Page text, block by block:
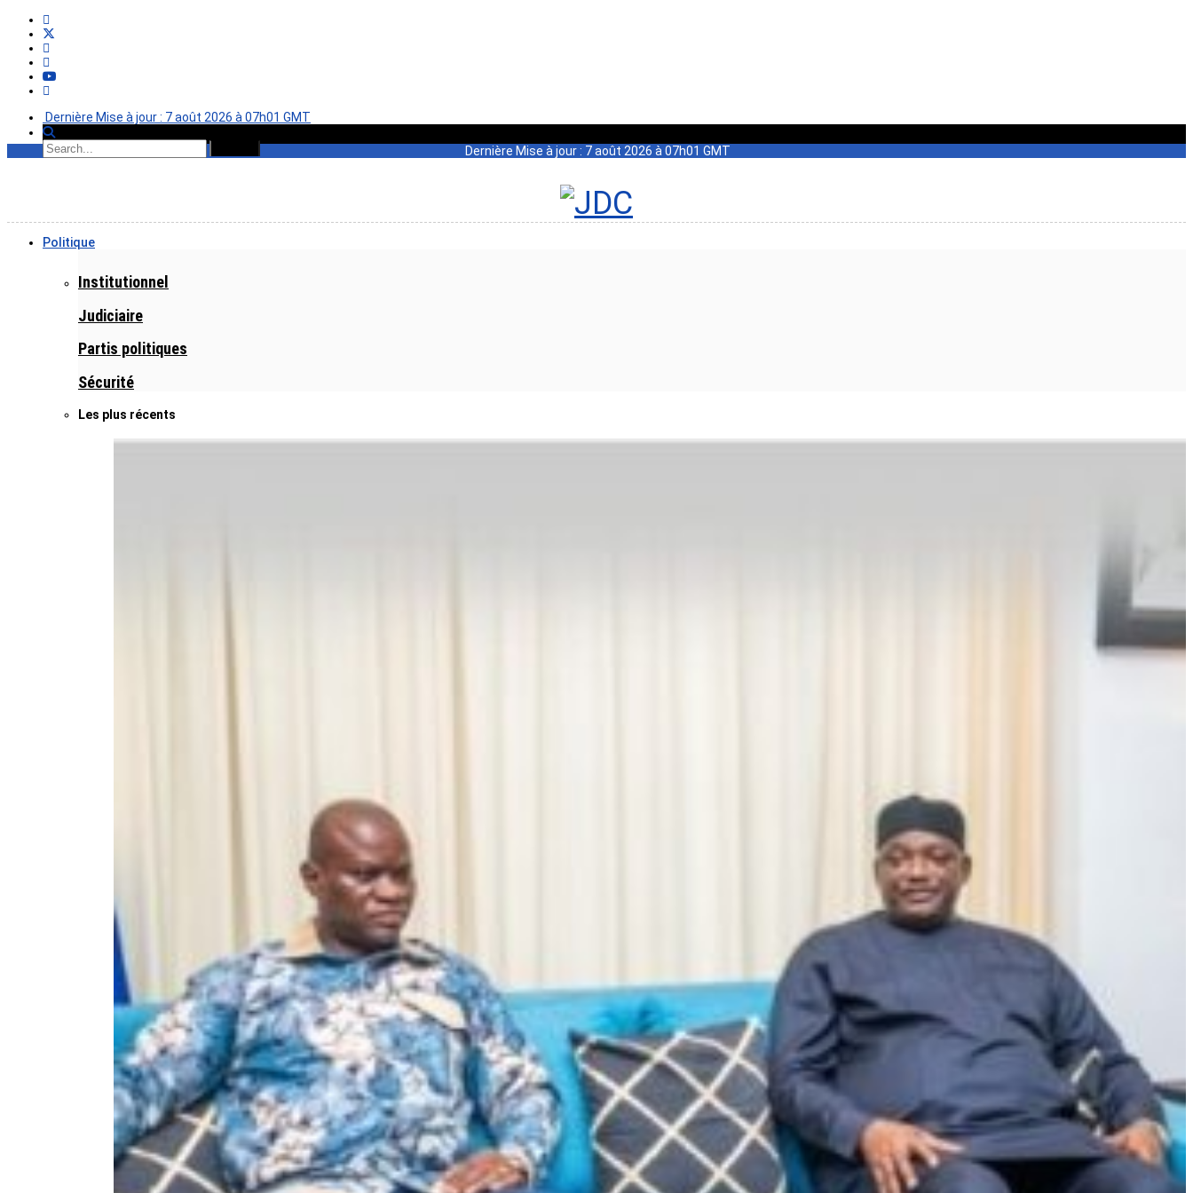
Dernière Mise à jour : 7 août 2026 à 07h01 GMT
Dernière Mise à jour : 7 août 2026 à 07h01 GMT
Politique
Institutionnel
Judiciaire
Partis politiques
Sécurité
Les plus récents